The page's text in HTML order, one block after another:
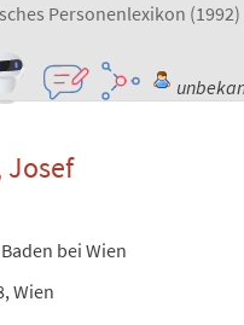
Personenlexikon (1992)
Josef
bei Wien
Wien